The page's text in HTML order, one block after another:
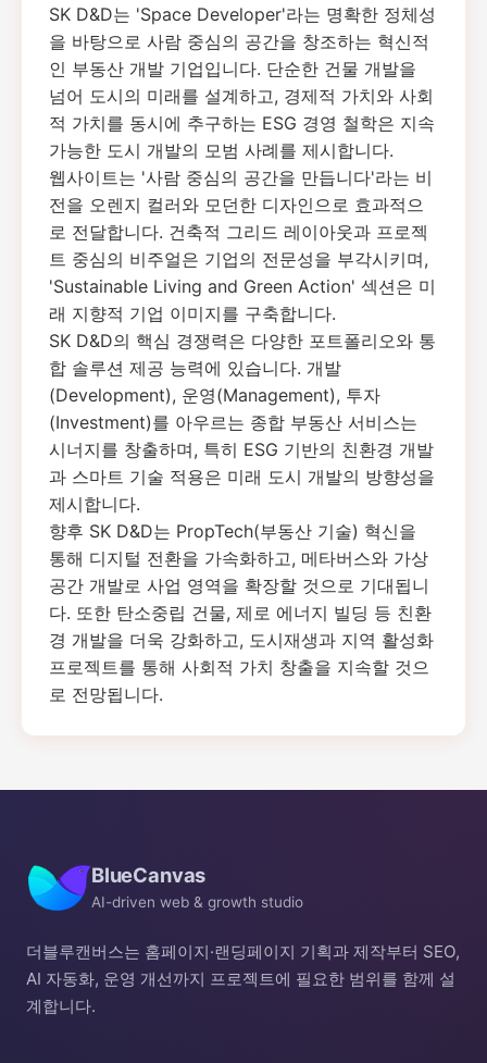
SK D&D는 'Space Developer'라는 명확한 정체성
을 바탕으로 사람 중심의 공간을 창조하는 혁신적
인 부동산 개발 기업입니다. 단순한 건물 개발을
넘어 도시의 미래를 설계하고, 경제적 가치와 사회
적 가치를 동시에 추구하는 ESG 경영 철학은 지속
가능한 도시 개발의 모범 사례를 제시합니다.
웹사이트는 '사람 중심의 공간을 만듭니다'라는 비
전을 오렌지 컬러와 모던한 디자인으로 효과적으
로 전달합니다. 건축적 그리드 레이아웃과 프로젝
트 중심의 비주얼은 기업의 전문성을 부각시키며,
'Sustainable Living and Green Action' 섹션은 미
래 지향적 기업 이미지를 구축합니다.
SK D&D의 핵심 경쟁력은 다양한 포트폴리오와 통
합 솔루션 제공 능력에 있습니다. 개발
(Development), 운영(Management), 투자
(Investment)를 아우르는 종합 부동산 서비스는
시너지를 창출하며, 특히 ESG 기반의 친환경 개발
과 스마트 기술 적용은 미래 도시 개발의 방향성을
제시합니다.
향후 SK D&D는 PropTech(부동산 기술) 혁신을
통해 디지털 전환을 가속화하고, 메타버스와 가상
공간 개발로 사업 영역을 확장할 것으로 기대됩니
다. 또한 탄소중립 건물, 제로 에너지 빌딩 등 친환
경 개발을 더욱 강화하고, 도시재생과 지역 활성화
프로젝트를 통해 사회적 가치 창출을 지속할 것으
로 전망됩니다.
BlueCanvas
AI-driven web & growth studio
더블루캔버스는 홈페이지·랜딩페이지 기획과 제작부터 SEO,
AI 자동화, 운영 개선까지 프로젝트에 필요한 범위를 함께 설
계합니다.